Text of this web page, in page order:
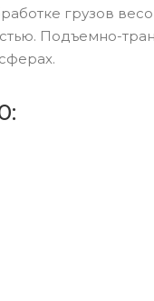
грузов
Подъемно-